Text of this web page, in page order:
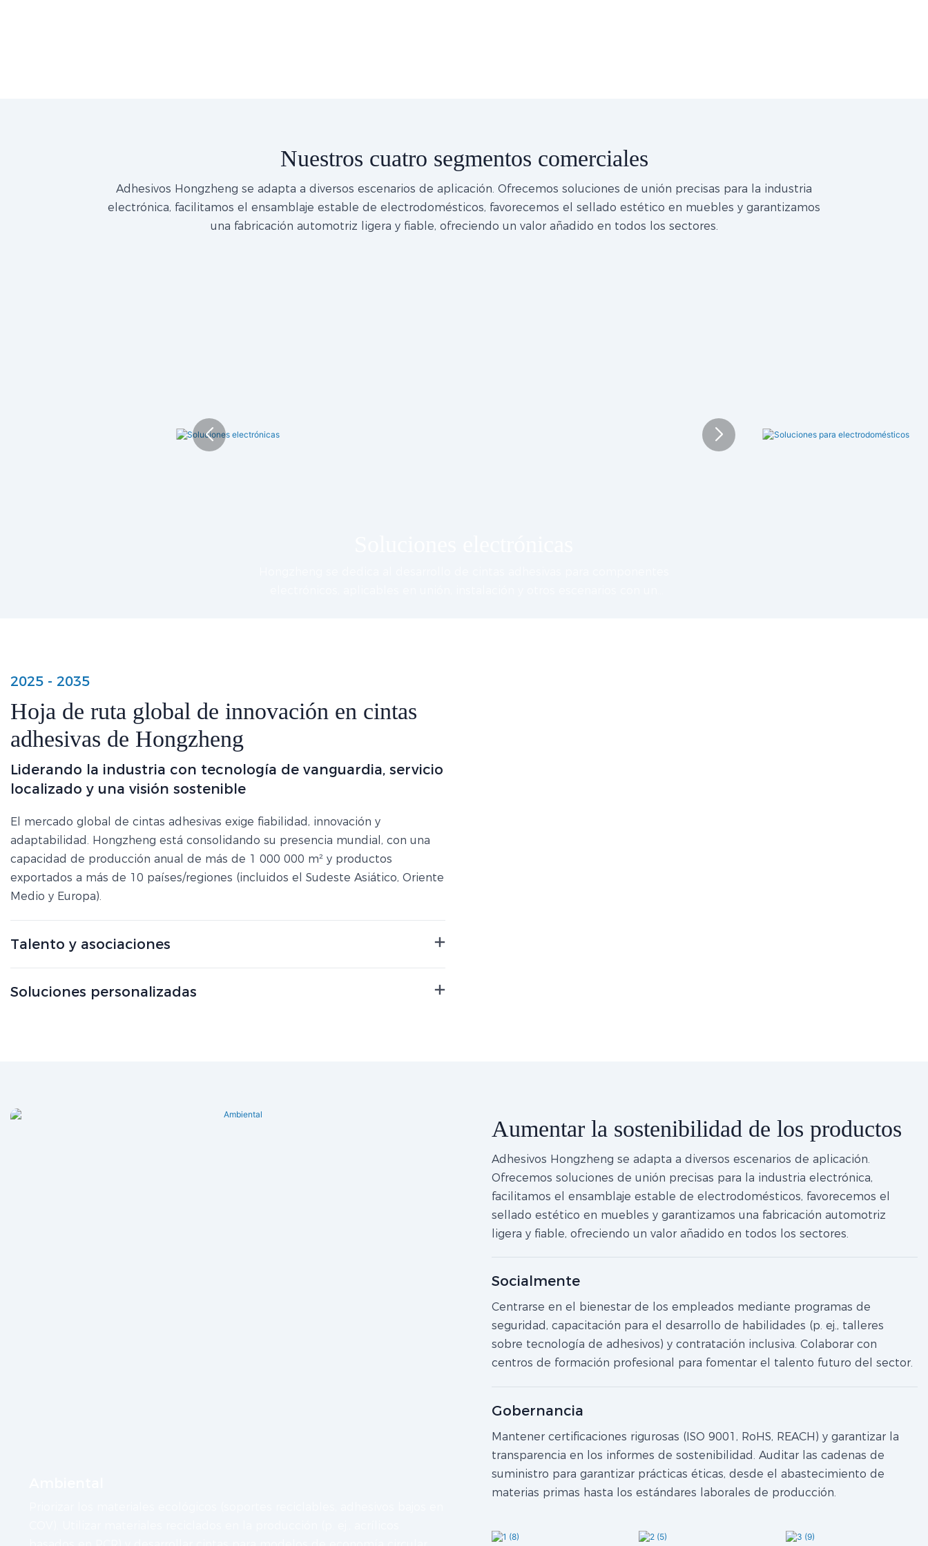
Nuestros cuatro segmentos comerciales
Adhesivos Hongzheng se adapta a diversos escenarios de aplicación. Ofrecemos soluciones de unión precisas para la industria
electrónica, facilitamos el ensamblaje estable de electrodomésticos, favorecemos el sellado estético en muebles y garantizamos
una fabricación automotriz ligera y fiable, ofreciendo un valor añadido en todos los sectores.
2025 - 2035
Hoja de ruta global de innovación en cintas
adhesivas de Hongzheng
Liderando la industria con tecnología de vanguardia, servicio
localizado y una visión sostenible
El mercado global de cintas adhesivas exige fiabilidad, innovación y
adaptabilidad. Hongzheng está consolidando su presencia mundial, con una
capacidad de producción anual de más de 1 000 000 m² y productos
exportados a más de 10 países/regiones (incluidos el Sudeste Asiático, Oriente
Medio y Europa).
Talento y asociaciones
Soluciones personalizadas
Aumentar la sostenibilidad de los productos
Adhesivos Hongzheng se adapta a diversos escenarios de aplicación.
Ofrecemos soluciones de unión precisas para la industria electrónica,
facilitamos el ensamblaje estable de electrodomésticos, favorecemos el
sellado estético en muebles y garantizamos una fabricación automotriz
ligera y fiable, ofreciendo un valor añadido en todos los sectores.
Socialmente
Centrarse en el bienestar de los empleados mediante programas de
seguridad, capacitación para el desarrollo de habilidades (p. ej., talleres
sobre tecnología de adhesivos) y contratación inclusiva. Colaborar con
centros de formación profesional para fomentar el talento futuro del sector.
Gobernancia
Mantener certificaciones rigurosas (ISO 9001, RoHS, REACH) y garantizar la
transparencia en los informes de sostenibilidad. Auditar las cadenas de
suministro para garantizar prácticas éticas, desde el abastecimiento de
materias primas hasta los estándares laborales de producción.